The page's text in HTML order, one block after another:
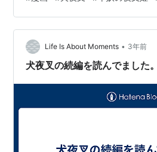
之という豪華なスタッフが揃って
は？ 『犬夜叉』は、高橋留美子
す。 1996年から2008年まで『週
載され、全56巻が発売されました
にかけてテレビアニメが放送され
Life Is About Moments • 3年前
犬夜叉の続編を読んでました。